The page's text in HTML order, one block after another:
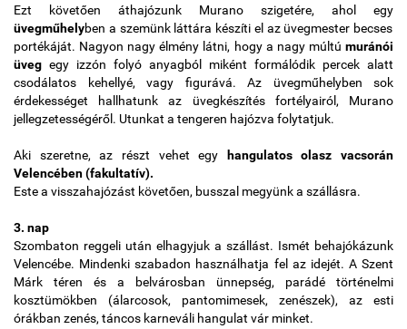
Ezt követően áthajózunk Murano szigetére, ahol egy
üvegműhelyben a szemünk láttára készíti el az üvegmester becses
portékáját. Nagyon nagy élmény látni, hogy a nagy múltú muránói
üveg egy izzón folyó anyagból miként formálódik percek alatt
csodálatos kehellyé, vagy figurává. Az üvegműhelyben sok
érdekességet hallhatunk az üvegkészítés fortélyairól, Murano
jellegzetességéről. Utunkat a tengeren hajózva folytatjuk.
Aki szeretne, az részt vehet egy hangulatos olasz vacsorán
Velencében (fakultatív).
Este a visszahajózást követően, busszal megyünk a szállásra.
3. nap
Szombaton reggeli után elhagyjuk a szállást. Ismét behajókázunk
Velencébe. Mindenki szabadon használhatja fel az idejét. A Szent
Márk téren és a belvárosban ünnepség, parádé történelmi
kosztümökben (álarcosok, pantomimesek, zenészek), az esti
órákban zenés, táncos karneváli hangulat vár minket.